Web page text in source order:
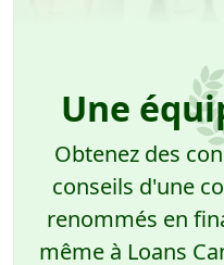
Une
Obtenez des
conseils d'une
renommés en
même à Loans